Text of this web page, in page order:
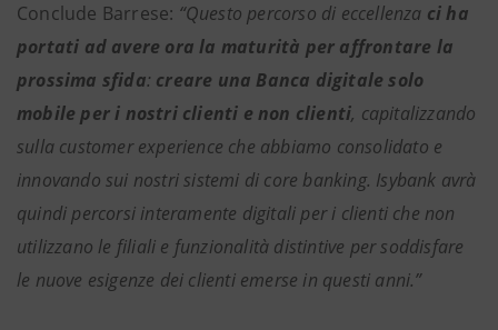
Conclude Barrese: “Questo percorso di eccellenza ci ha
portati ad avere ora la maturità per affrontare la
prossima sfida: creare una Banca digitale solo
mobile per i nostri clienti e non clienti, capitalizzando
sulla customer experience che abbiamo consolidato e
innovando sui nostri sistemi di core banking. Isybank avrà
quindi percorsi interamente digitali per i clienti che non
utilizzano le filiali e funzionalità distintive per soddisfare
le nuove esigenze dei clienti emerse in questi anni.”